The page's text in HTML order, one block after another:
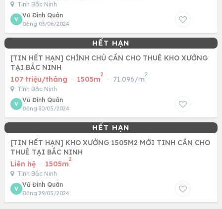
Tỉnh Bắc Ninh
V
Vũ Đình Quân
Đăng 03/06/2024
[TIN HẾT HẠN] CHÍNH CHỦ CẦN CHO THUÊ KHO XƯỞNG
TẠI BẮC NINH
107 triệu/tháng · 1505m
2
· 71.096/m
2
Tỉnh Bắc Ninh
V
Vũ Đình Quân
Đăng 30/05/2024
[TIN HẾT HẠN] KHO XƯỞNG 1505M2 MỚI TINH CẦN CHO
THUÊ TẠI BẮC NINH
Liên hệ · 1505m
2
Tỉnh Bắc Ninh
V
Vũ Đình Quân
Đăng 29/05/2024